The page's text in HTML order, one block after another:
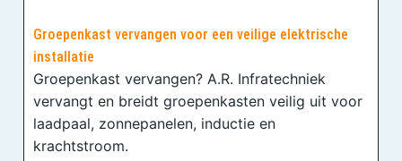
Groepenkast vervangen voor een veilige elektrische
installatie
Groepenkast vervangen? A.R. Infratechniek
vervangt en breidt groepenkasten veilig uit voor
laadpaal, zonnepanelen, inductie en
krachtstroom.